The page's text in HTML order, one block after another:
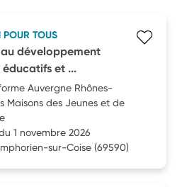
POUR TOUS
développement
et ...
Auvergne Rhônes-
Maisons des Jeunes et de
1 novembre 2026
sur-Coise (69590)